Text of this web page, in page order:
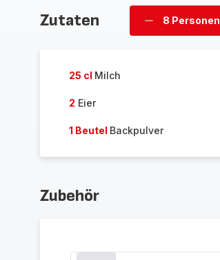
Zutaten
Personen
8 Personen
25 cl Milch
2 Eier
1 Beutel Backpulver
Zubehör